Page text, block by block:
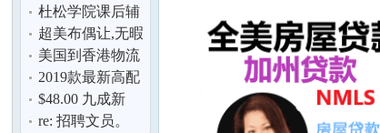
供权威的第二诊
疗意见——
杜松学院课后辅
导中寒假报名特
别优惠
超美布偶让,无暇
照顾,求爱猫人士
美国到香港物流
2019款最新高配
7座丰田塞纳接送
服务。
$48.00 九成新
Radio Flyer可手
re: 招聘文员。